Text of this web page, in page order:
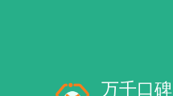
万千口碑